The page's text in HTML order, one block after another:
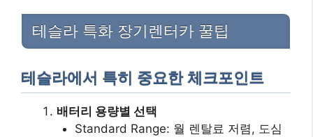
테슬라 특화 장기렌터카 꿀팁
테슬라에서 특히 중요한 체크포인트
배터리 용량별 선택
Standard Range: 월 렌탈료 저렴, 도심